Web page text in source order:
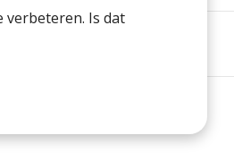
verbeteren. Is dat